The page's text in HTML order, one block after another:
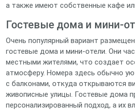
а также имеют собственные кафе
Гостевые дома и мини-
Очень популярный вариант
гостевые дома и мини-отели. Они
местными жителями, что создает
атмосферу. Номера здесь обычно
с балконами, откуда открываются
живописные улицы. Гостевые дома
персонализированный подход, а их